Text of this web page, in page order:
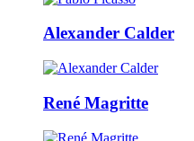
Alexander Calder
René Magritte